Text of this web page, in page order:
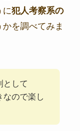
に犯人考察系の
を調べてみま
として
なので楽し